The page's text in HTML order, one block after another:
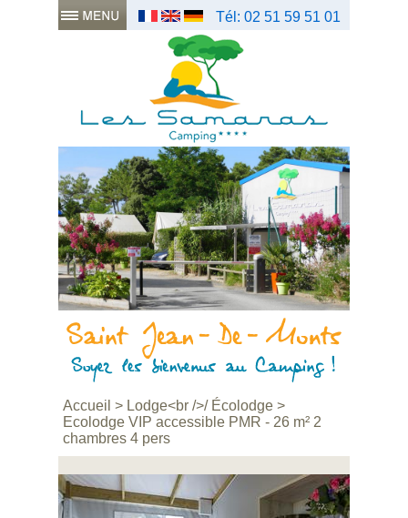
Tél: 02 51 59 51 01
Accueil > Lodge<br />/ Écolodge >
Ecolodge VIP accessible PMR - 26 m² 2
chambres 4 pers